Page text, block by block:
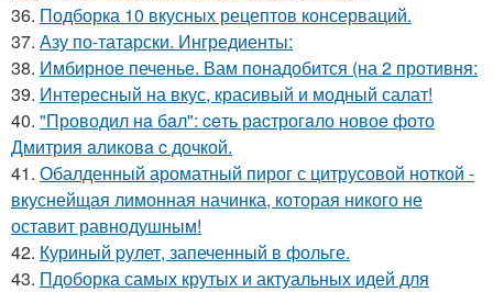
36. Подборка 10 вкусных рецептов консерваций.
37. Азу по-татарски. Ингредиенты:
38. Имбирное печенье. Вам понадобится (на 2 противня:
39. Интересный на вкус, красивый и модный салат!
40. "Проводил нa бaл": ceть рacтрогaло новоe фото
Дмитрия aликовa c дочкой.
41. Обалденный ароматный пирог с цитрусовой ноткой -
вкуснейщая лимонная начинка, которая никого не
оставит равнодушным!
42. Куриный pулет, запеченный в фольге.
43. Пдоборка самых крутых и актуальных идей для